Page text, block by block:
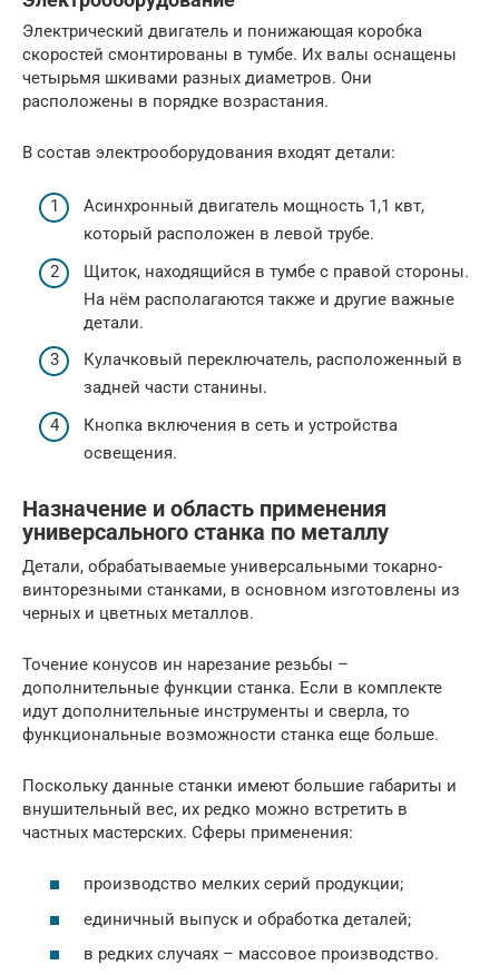
Электрический двигатель и понижающая коробка
скоростей смонтированы в тумбе. Их валы оснащены
четырьмя шкивами разных диаметров. Они
расположены в порядке возрастания.
В состав электрооборудования входят детали:
Асинхронный двигатель мощность 1,1 квт,
который расположен в левой трубе.
Щиток, находящийся в тумбе с правой стороны.
На нём располагаются также и другие важные
детали.
Кулачковый переключатель, расположенный в
задней части станины.
Кнопка включения в сеть и устройства
освещения.
Назначение и область применения
универсального станка по металлу
Детали, обрабатываемые универсальными токарно-
винторезными станками, в основном изготовлены из
черных и цветных металлов.
Точение конусов ин нарезание резьбы –
дополнительные функции станка. Если в комплекте
идут дополнительные инструменты и сверла, то
функциональные возможности станка еще больше.
Поскольку данные станки имеют большие габариты и
внушительный вес, их редко можно встретить в
частных мастерских. Сферы применения:
производство мелких серий продукции;
единичный выпуск и обработка деталей;
в редких случаях – массовое производство.